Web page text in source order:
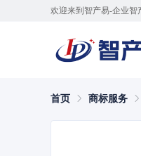
欢迎来到智产易-企业智
首页 商标服务